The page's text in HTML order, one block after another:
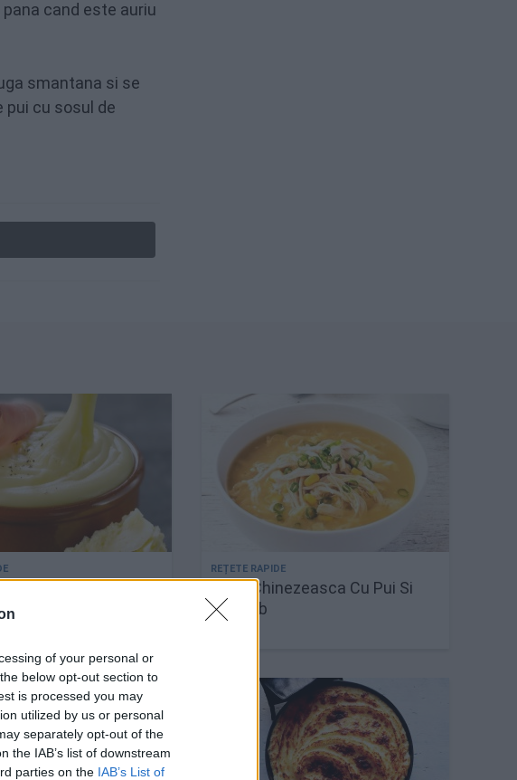
of your personal or
below opt-out section to
is processed you may
utilized by us or personal
separately opt-out of the
the IAB’s list of downstream
parties on the IAB’s List of
cand este auriu
smantana si se
pui cu sosul de
între piure de
Supa Chinezeasca Cu Pui Si
Porumb